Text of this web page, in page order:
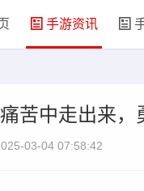
手游资讯
苦中走出来，
03-04 07:58:42